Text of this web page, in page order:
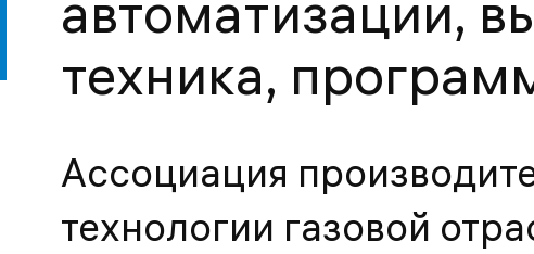
техника,
Ассоциация
технологии газовой